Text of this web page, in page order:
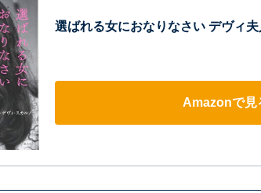
選ばれる女におなりなさい デヴィ
Amazonで見